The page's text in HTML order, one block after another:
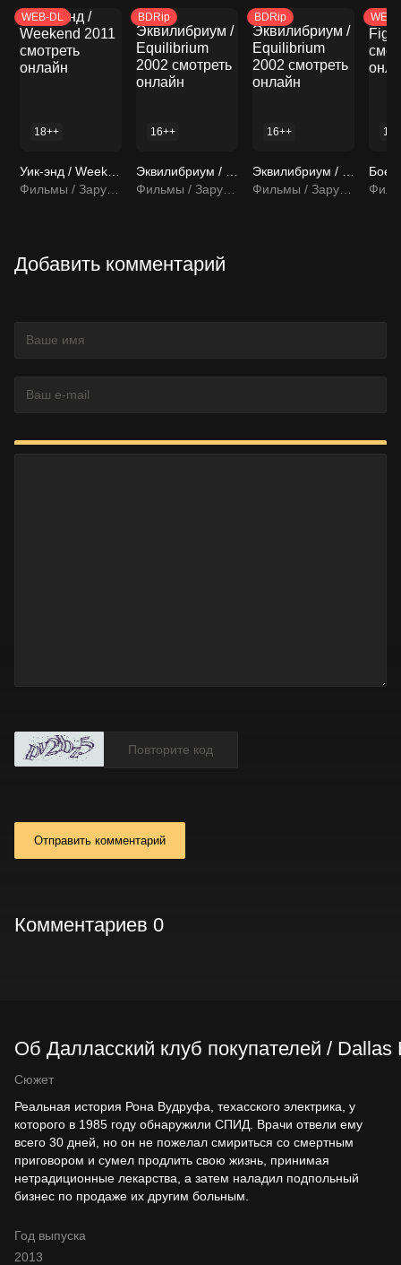
WEB-DL
18++
BDRip
16++
BDRip
16++
WEB-
Добавить комментарий
Отправить комментарий
Комментариев 0
Об Далласский клуб покупателей /
Сюжет
Реальная история Рона Вудруфа, техасского электрика, у
которого в 1985 году обнаружили СПИД. Врачи отвели ему
всего 30 дней, но он не пожелал смириться со смертным
приговором и сумел продлить свою жизнь, принимая
нетрадиционные лекарства, а затем наладил подпольный
бизнес по продаже их другим больным.
Год выпуска
2013